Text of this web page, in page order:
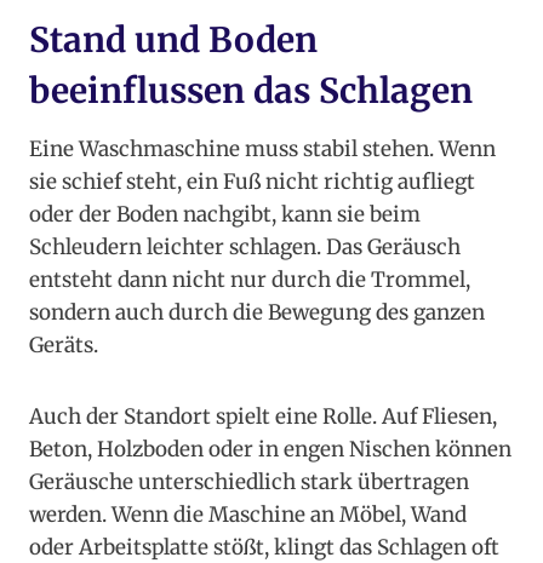
Stand und Boden
beeinflussen das Schlagen
Eine Waschmaschine muss stabil stehen. Wenn
sie schief steht, ein Fuß nicht richtig aufliegt
oder der Boden nachgibt, kann sie beim
Schleudern leichter schlagen. Das Geräusch
entsteht dann nicht nur durch die Trommel,
sondern auch durch die Bewegung des ganzen
Geräts.
Auch der Standort spielt eine Rolle. Auf Fliesen,
Beton, Holzboden oder in engen Nischen können
Geräusche unterschiedlich stark übertragen
werden. Wenn die Maschine an Möbel, Wand
oder Arbeitsplatte stößt, klingt das Schlagen oft